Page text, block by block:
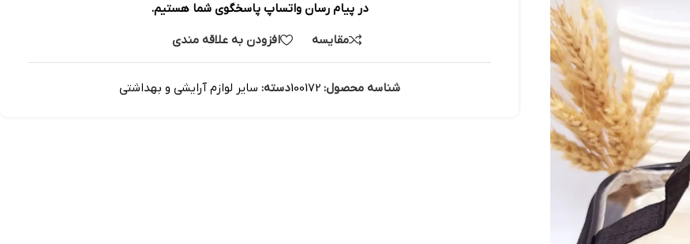
در پیام رسان واتساپ پاسخگوی شما هستیم.
مقایسه
افزودن به علاقه مندی
شناسه محصول:100172دسته: سایر لوازم آرایشی و بهداشتی